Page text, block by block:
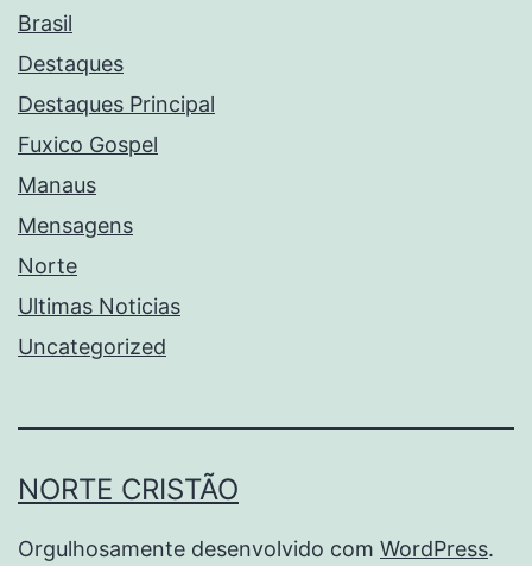
Brasil
Destaques
Destaques Principal
Fuxico Gospel
Manaus
Mensagens
Norte
Ultimas Noticias
Uncategorized
NORTE CRISTÃO
Orgulhosamente desenvolvido com WordPress.